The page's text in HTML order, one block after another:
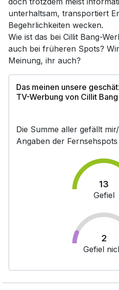
unterhaltsam, transportiert
Begehrlichkeiten wecken.
Wie ist das bei Cillit Bang-
auch bei früheren Spots?
Meinung, ihr auch?
Das meinen unsere
TV-Werbung von Cillit
Die Summe aller gefällt
Angaben der
13
Gefiel
2
Gefiel